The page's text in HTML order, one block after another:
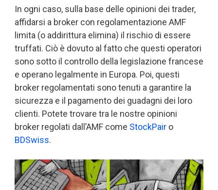
In ogni caso, sulla base delle opinioni dei trader,
affidarsi a broker con regolamentazione AMF
limita (o addirittura elimina) il rischio di essere
truffati. Ciò è dovuto al fatto che questi operatori
sono sotto il controllo della legislazione francese
e operano legalmente in Europa. Poi, questi
broker regolamentati sono tenuti a garantire la
sicurezza e il pagamento dei guadagni dei loro
clienti. Potete trovare tra le nostre opinioni
broker regolati dall’AMF come StockPair o
BDSwiss.